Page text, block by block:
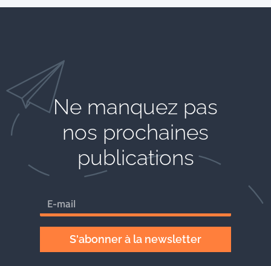
Ne manquez pas
nos prochaines
publications
S'abonner à la newsletter